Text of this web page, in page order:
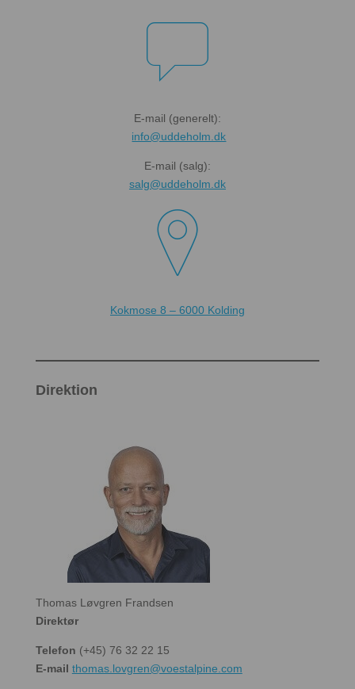

E-mail (generelt):
info@uddeholm.dk
E-mail (salg):
salg@uddeholm.dk

Kokmose 8 – 6000 Kolding
Direktion
Thomas Løvgren Frandsen
Direktør
Telefon (+45) 76 32 22 15
E-mail thomas.lovgren@voestalpine.com